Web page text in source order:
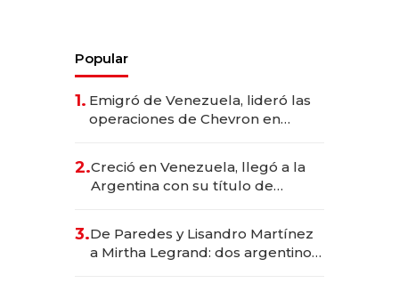
Popular
1. Emigró de Venezuela, lideró las
operaciones de Chevron en
2.Creció en Venezuela, llegó a la
Argentina con su título de
las marcas "fast premium"
3.De Paredes y Lisandro Martínez
a Mirtha Legrand: dos argentinos